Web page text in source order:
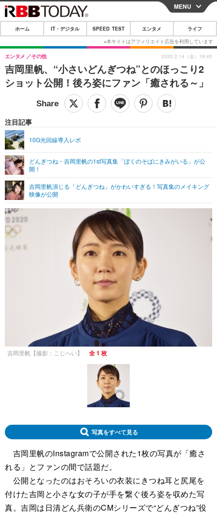
CLOSE
ホーム
IT・デジタル
IT・デジタルTOP スマートフォン
ショッピング その他
SPEED TEST
エンタメTOP 映画・ドラマ
ショッピング その他
ライフTOP
リリース一覧
プッシュ通知の停止方法
MENU
ホーム IT・デジタル SPEED TEST エンタメ ライフ
吉岡里帆、“小さいどんぎつね”とのほっこり2
ショット公開！後ろ姿にファン「癒される～」
エンタメ その他
注目記事
10G光回線導入レポ
どんぎつね・吉岡里帆の1st写真集「ぼくのそばにきみがいる」が公
開！
吉岡里帆演じる「どんぎつね」がかわいすぎる！写真集のメイキング
映像が公開
2020.2.14（金）19:45
吉岡里帆【撮影：こじへい】 全 1 枚
写真をすべて見る
吉岡里帆のInstagramで公開された1枚の写真が「癒さ
れる」とファンの間で話題だ。
公開となったのはおそろいの衣装にきつね耳と尻尾を
付けた吉岡と小さな女の子が手を繋ぐ後ろ姿を収めた写
真。吉岡は日清どん兵衛のCMシリーズで“どんぎつね”役